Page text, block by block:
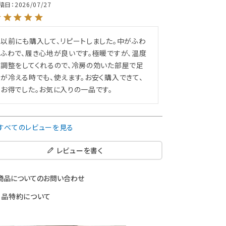
日 2026/07/27
以前にも購入して、リピートしました。中がふわ
ふわで、履き心地が良いです。極暖ですが、温度
調整をしてくれるので、冷房の効いた部屋で足
が冷える時でも、使えます。お安く購入できて、
お得でした。お気に入りの一品です。
べてのレビューを見る
レビューを書く
品についてのお問い合わせ
特約について